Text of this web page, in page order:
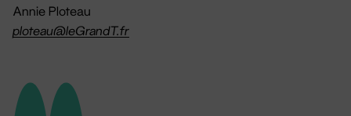
Annie Ploteau
ploteau@leGrandT.fr